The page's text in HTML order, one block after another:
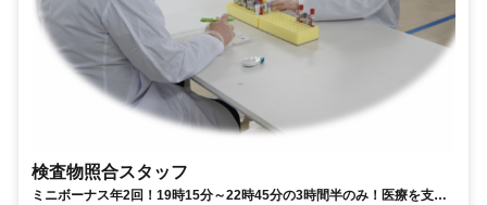
検査物照合スタッフ
ミニボーナス年2回！19時15分～22時45分の3時間半のみ！医療を支え